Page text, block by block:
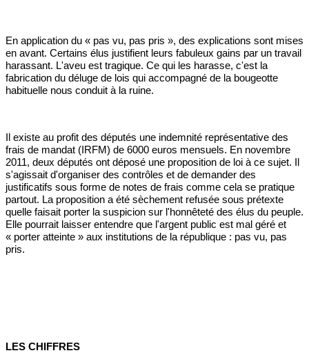
En application du « pas vu, pas pris », des explications sont mises
en avant. Certains élus justifient leurs fabuleux gains par un travail
harassant. L'aveu est tragique. Ce qui les harasse, c'est la
fabrication du déluge de lois qui accompagné de la bougeotte
habituelle nous conduit à la ruine.
Il existe au profit des députés une indemnité représentative des
frais de mandat (IRFM) de 6000 euros mensuels. En novembre
2011, deux députés ont déposé une proposition de loi à ce sujet. Il
s'agissait d'organiser des contrôles et de demander des
justificatifs sous forme de notes de frais comme cela se pratique
partout. La proposition a été sèchement refusée sous prétexte
quelle faisait porter la suspicion sur l'honnêteté des élus du peuple.
Elle pourrait laisser entendre que l'argent public est mal géré et
« porter atteinte » aux institutions de la république : pas vu, pas
pris.
LES CHIFFRES